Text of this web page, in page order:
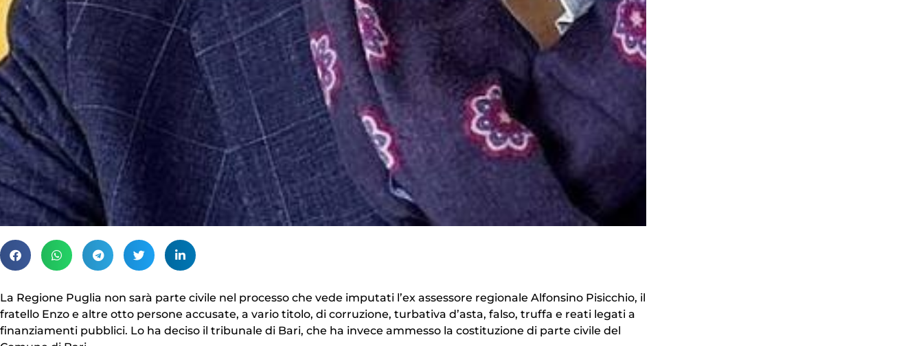
La Regione Puglia non sarà parte civile nel processo che vede imputati l’ex assessore regionale Alfonsino Pisicchio, il
fratello Enzo e altre otto persone accusate, a vario titolo, di corruzione, turbativa d’asta, falso, truffa e reati legati a
finanziamenti pubblici. Lo ha deciso il tribunale di Bari, che ha invece ammesso la costituzione di parte civile del